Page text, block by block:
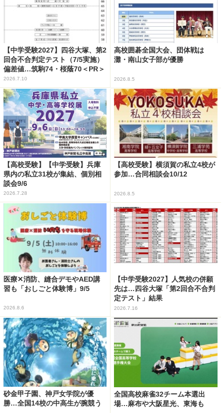
【中学受験2027】四谷大塚、第2
回合不合判定テスト（7/5実施）
偏差値…筑駒74・桜蔭70＜PR＞
2026.7.10
高校囲碁全国大会、団体戦は
灘・南山女子部が優勝
2026.8.5
【高校受験】【中学受験】兵庫
県内の私立31校が集結、個別相
談会9/6
2026.7.28
【高校受験】横須賀の私立4校が
参加…合同相談会10/12
2026.8.5
医療✕消防、縫合デモやAED講
習も「おしごと体験博」9/5
2026.8.6
【中学受験2027】人気校の併願
先は…四谷大塚「第2回合不合判
定テスト」結果
2026.7.16
砂金甲子園、神戸女学院が優
勝…全国14校の中高生が腕競う
全国高校麻雀32チーム本選出
場…麻布や大阪星光、東海も